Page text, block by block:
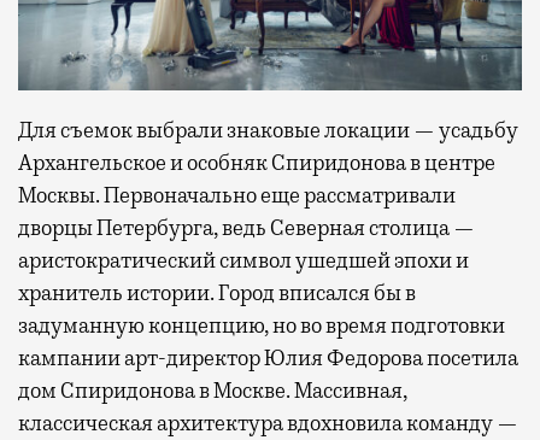
Для съемок выбрали знаковые локации — усадьбу
Архангельское и особняк Спиридонова в центре
Москвы. Первоначально еще рассматривали
дворцы Петербурга, ведь Северная столица —
аристократический символ ушедшей эпохи и
хранитель истории. Город вписался бы в
задуманную концепцию, но во время подготовки
кампании арт-директор Юлия Федорова посетила
дом Спиридонова в Москве. Массивная,
классическая архитектура вдохновила команду —